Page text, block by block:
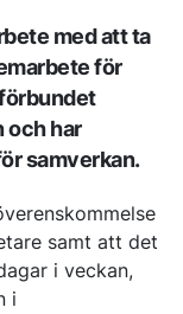
med att ta
för
och har
samverkan.
samt att det
i veckan,
i